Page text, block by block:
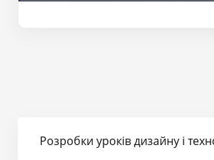
Розробки уроків дизайну і